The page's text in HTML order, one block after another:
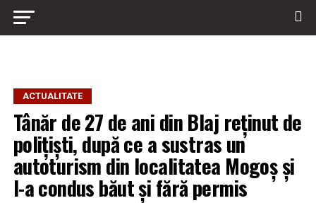
ACTUALITATE
Tânăr de 27 de ani din Blaj reținut de
polițiști, după ce a sustras un
autoturism din localitatea Mogoș și
l-a condus băut și fără permis